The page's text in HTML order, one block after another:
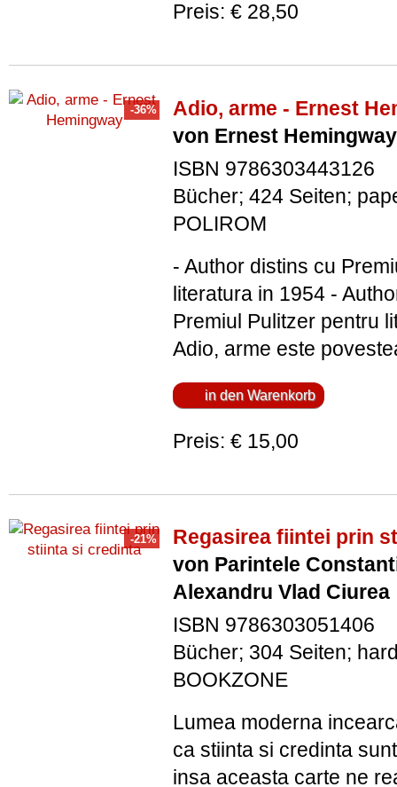
Preis: € 28,50
Adio, arme - Ernest
von Ernest Hemingway
ISBN 9786303443126
Bücher; 424 Seiten;
POLIROM
- Author distins cu
literatura in 1954 -
Premiul Pulitzer pentru
Adio, arme este
Preis: € 15,00
Regasirea fiintei prin
von Parintele
Alexandru Vlad Ciurea
ISBN 9786303051406
Bücher; 304 Seiten;
BOOKZONE
Lumea moderna
ca stiinta si credinta
insa aceasta carte ne